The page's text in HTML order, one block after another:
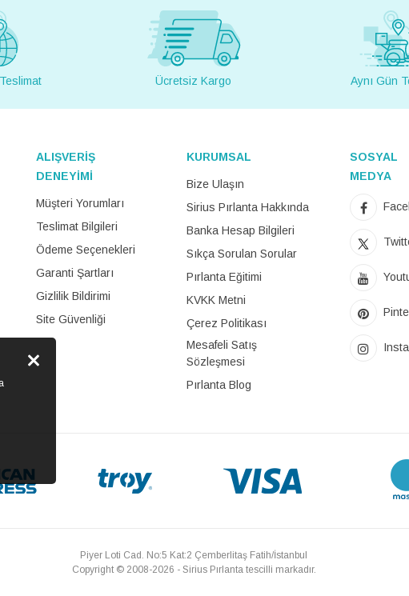
Ücretsiz Kargo Aynı Gün
ALIŞVERİŞ
DENEYİMİ
Müşteri Yorumları
Teslimat Bilgileri
Ödeme Seçenekleri
Garanti Şartları
Gizlilik Bildirimi
Site Güvenliği
KURUMSAL
Bize Ulaşın
Sirius Pırlanta Hakkında
Banka Hesap Bilgileri
Sıkça Sorulan Sorular
Pırlanta Eğitimi
KVKK Metni
Çerez Politikası
Mesafeli Satış
Sözleşmesi
Pırlanta Blog
SOSYAL
MEDYA
Piyer Loti Cad. No:5 Kat:2 Çemberlitaş Fatih/İstanbul
Copyright © 2008-2026 - Sirius Pırlanta tescilli markadır.